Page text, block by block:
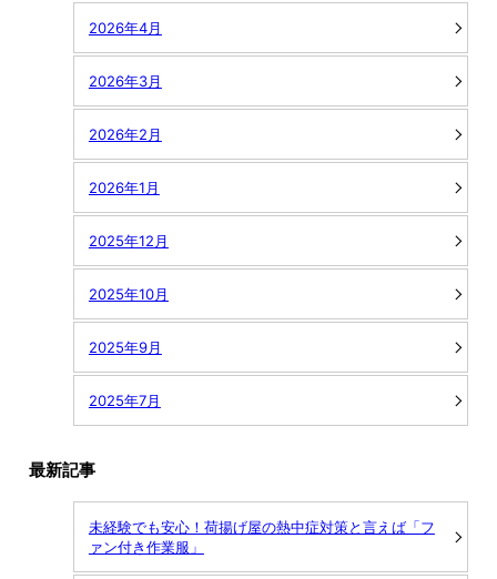
2026年4月
2026年3月
2026年2月
2026年1月
2025年12月
2025年10月
2025年9月
2025年7月
最新記事
未経験でも安心！荷揚げ屋の熱中症対策と言えば「フ
ァン付き作業服」